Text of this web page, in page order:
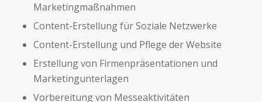
Marketingmaßnahmen
Content-Erstellung für Soziale Netzwerke
Content-Erstellung und Pflege der Website
Erstellung von Firmenpräsentationen und
Marketingunterlagen
Vorbereitung von Messeaktivitäten